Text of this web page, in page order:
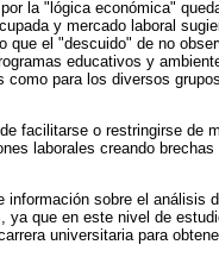
la "lógica económica"
y mercado laboral
que el "descuido" de no
educativos y
como para los diversos grupos
facilitarse o restringirse de
laborales creando brechas
información sobre el análisis
ya que en este nivel de
universitaria para